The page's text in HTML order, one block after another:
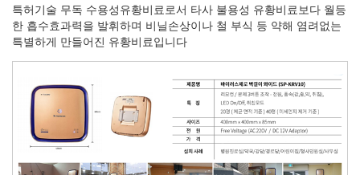
특허기술 무독 수용성유황비료로서 타사 불용성 유황비료보다 월등
한 흡수효과력을 발휘하며 비닐손상이나 철 부식 등 약해 염려없는
특별하게 만들어진 유황비료입니다